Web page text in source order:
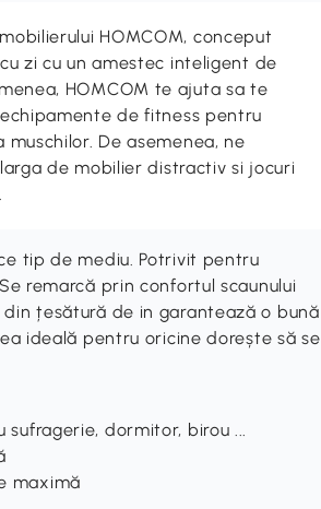
HOMCOM, conceput
zi cu un amestec inteligent de
HOMCOM te ajuta sa te
de fitness pentru
De asemenea, ne
de mobilier distractiv si jocuri
tip de mediu. Potrivit pentru
remarcă prin confortul scaunului
țesătură de in garantează o bună
ideală pentru oricine dorește să se
dormitor, birou ...
maximă